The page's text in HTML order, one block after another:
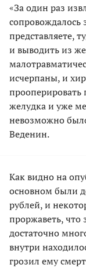
«За один раз
представляете,
и выводить из
исчерпаны, и
прооперировать
желудка и уже
невозможно
Веденин.
Как видно на
основном были
рублей, и
проржаветь, что
достаточно
внутри
грозил ему